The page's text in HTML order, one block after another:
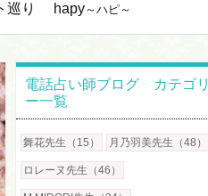
巡り hapy～ハピ～
電話占い師ブログ カテゴリ
ー一覧
舞花先生（15） 月乃羽美先生（48）
ロレーヌ先生（46）